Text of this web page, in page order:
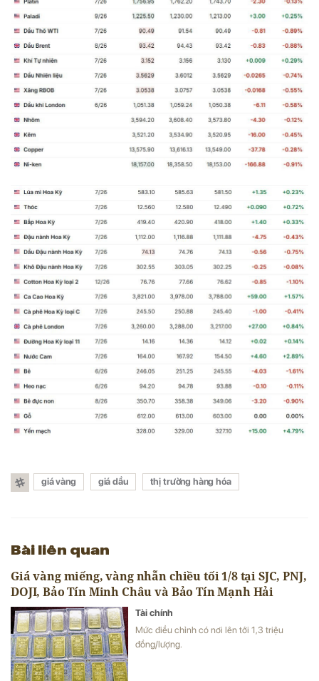
giá vàng giá dầu thị trường hàng hóa
Bài liên quan
Giá vàng miếng, vàng nhẫn chiều tối 1/8 tại SJC, PNJ,
DOJI, Bảo Tín Minh Châu và Bảo Tín Mạnh Hải
Tài chính
Mức điều chỉnh có nơi lên tới 1,3 triệu
đồng/lượng.